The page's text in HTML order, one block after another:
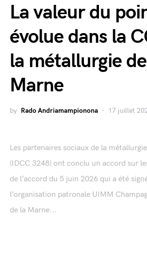
La valeur du
évolue dans la
la métallurgie
Marne
by Rado Andriamampionona 17 juillet
Les partenaires sociaux de la
(IDCC 3248) ont conclu un accord sur
de l’accord du 5 juin 2026 qui a été
l’organisation patronale UIMM
de la Marne...